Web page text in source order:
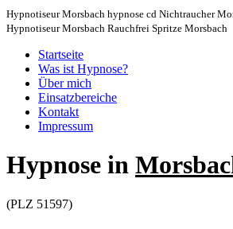
Hypnotiseur Morsbach hypnose cd Nichtraucher
Hypnotiseur Morsbach Rauchfrei Spritze Morsbach
Startseite
Was ist Hypnose?
Über mich
Einsatzbereiche
Kontakt
Impressum
Hypnose in
(PLZ 51597)